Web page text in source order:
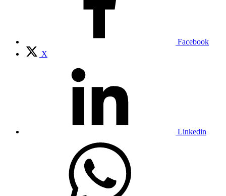
Facebook
X
Linkedin